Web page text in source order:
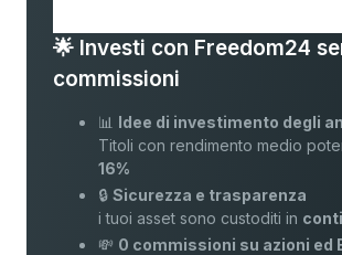
🌟 Investi con Freedom24
commissioni
📊 Idee di investimento degli
Titoli con rendimento medio
16%
🔒Sicurezza e trasparenza
i tuoi asset sono custoditi in
💸 0 commissioni su azioni ed